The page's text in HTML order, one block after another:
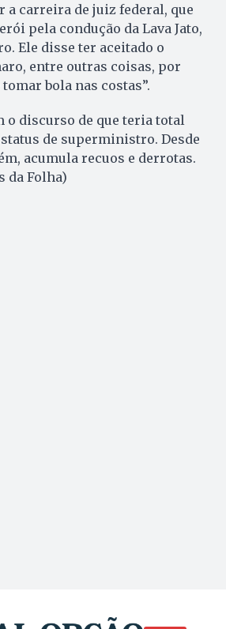
a carreira de juiz federal, que
pela condução da Lava Jato,
Ele disse ter aceitado o
entre outras coisas, por
bola nas costas”.
o discurso de que teria total
de superministro. Desde
acumula recuos e derrotas.
da Folha)